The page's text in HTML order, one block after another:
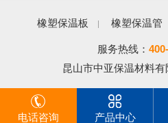
橡塑保温板 橡塑保温管
服务热线：
昆山市中亚保温材料
电话咨询 产品中心